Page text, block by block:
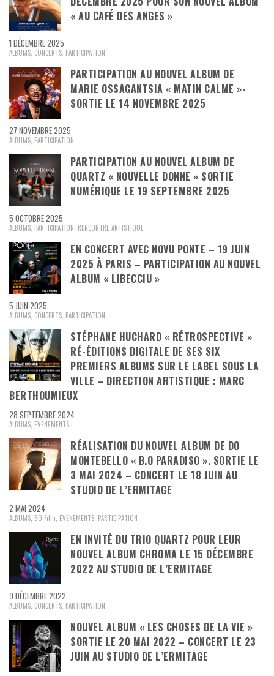
« AU CAFÉ DES ANGES »
1 DÉCEMBRE 2025
ALBUMS CONCERTS PARTICIPATION
PARTICIPATION AU NOUVEL ALBUM DE
MARIE OSSAGANTSIA « MATIN CALME »-
SORTIE LE 14 NOVEMBRE 2025
27 NOVEMBRE 2025
ALBUMS PARTICIPATION
PARTICIPATION AU NOUVEL ALBUM DE
QUARTZ « NOUVELLE DONNE » SORTIE
NUMÉRIQUE LE 19 SEPTEMBRE 2025
5 OCTOBRE 2025
ALBUMS PARTICIPATION RENCONTRE ARTISTIQUE
EN CONCERT AVEC NOVU PONTE – 19 JUIN
2025 À PARIS – PARTICIPATION AU NOUVEL
ALBUM « LIBECCIU »
5 JUIN 2025
ALBUMS CONCERTS PARTICIPATION
STÉPHANE HUCHARD « RÉTROSPECTIVE »
RÉ-ÉDITIONS DIGITALE DE SES SIX
PREMIERS ALBUMS SUR LE LABEL SOUS LA
VILLE – DIRECTION ARTISTIQUE : MARC
BERTHOUMIEUX
28 SEPTEMBRE 2024
ALBUMS EVENEMENTS
RÉALISATION DU NOUVEL ALBUM DE DO
MONTEBELLO « B.O PARADISO ». SORTIE LE
3 MAI 2024 – CONCERT LE 18 JUIN AU
STUDIO DE L’ERMITAGE
2 MAI 2024
ALBUMS, BO Film, EVENEMENTS, PARTICIPATION
EN INVITÉ DU TRIO QUARTZ POUR LEUR
NOUVEL ALBUM CHROMA LE 15 DÉCEMBRE
2022 AU STUDIO DE L’ERMITAGE
9 DÉCEMBRE 2022
ALBUMS, CONCERTS, PARTICIPATION
NOUVEL ALBUM « LES CHOSES DE LA VIE »
SORTIE LE 20 MAI 2022 – CONCERT LE 23
JUIN AU STUDIO DE L’ERMITAGE